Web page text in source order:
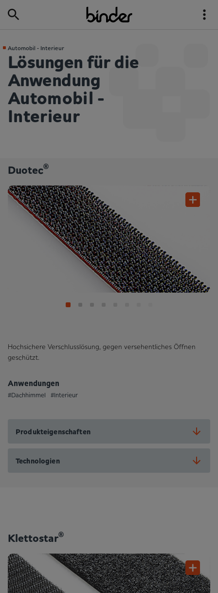
Automobil - Interieur
Lösungen für die
Anwendung
Automobil -
Interieur
Duotec®
Hochsichere Verschlusslösung, gegen versehentliches Öffnen
geschützt.
Anwendungen
#Dachhimmel #Interieur
Produkteigenschaften
Technologien
Klettostar®